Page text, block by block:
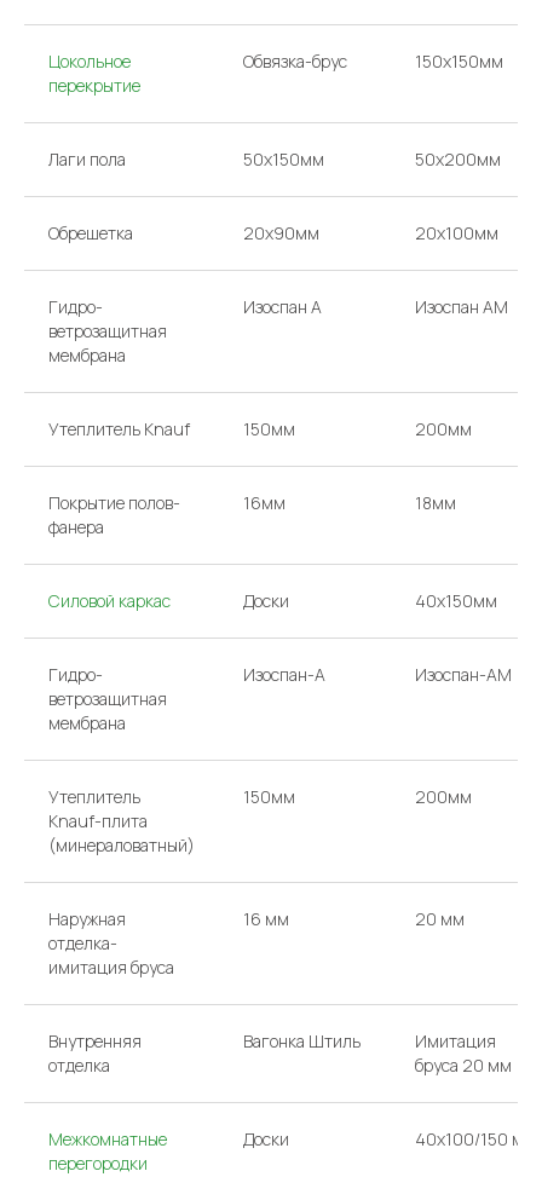
Цокольное
перекрытие
Обвязка-брус 150x150мм
Лаги пола 50х150мм 50х200мм
Обрешетка 20х90мм 20х100мм
Гидро-
ветрозащитная
мембрана
Изоспан А Изоспан AM
Утеплитель Knauf 150мм 200мм
Покрытие полов-
фанера
16мм 18мм
Силовой каркас Доски 40х150мм
Гидро-
ветрозащитная
мембрана
Изоспан-A Изоспан-AM
Утеплитель
Knauf-плита
(минераловатный)
150мм 200мм
Наружная
отделка-
имитация бруса
16 мм 20 мм
Внутренняя
отделка
Вагонка Штиль
Имитация
бруса 20 мм
Межкомнатные
перегородки
Доски 40х100/150 мм